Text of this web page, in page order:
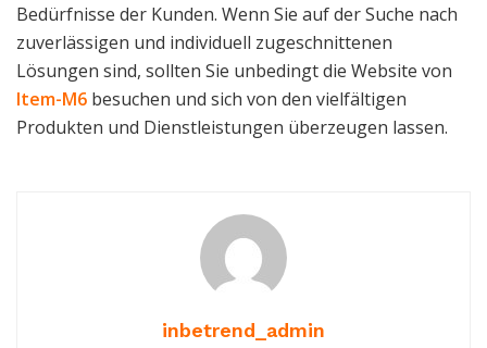
Bedürfnisse der Kunden. Wenn Sie auf der Suche nach
zuverlässigen und individuell zugeschnittenen
Lösungen sind, sollten Sie unbedingt die Website von
Item-M6 besuchen und sich von den vielfältigen
Produkten und Dienstleistungen überzeugen lassen.
inbetrend_admin